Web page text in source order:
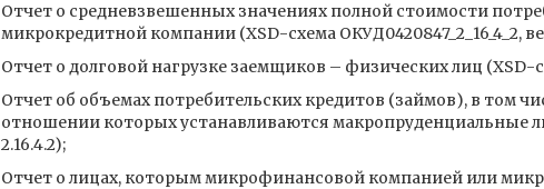
Отчет о средневзвешенных значениях полной стоимости
микрокредитной компании (XSD-схема ОКУД0420847_2_16_4_2,
Отчет о долговой нагрузке заемщиков – физических лиц (XSD-
Отчет об объемах потребительских кредитов (займов), в том
отношении которых устанавливаются макропруденциальные
2.16.4.2);
Отчет о лицах, которым микрофинансовой компанией или